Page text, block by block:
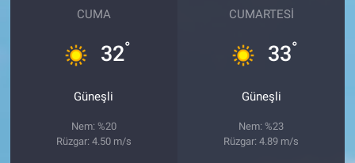
CUMA
32°
Güneşli
Nem: %20
Rüzgar: 4.50 m/s
CUMARTESI
33°
Güneşli
Nem: %23
Rüzgar: 4.89 m/s